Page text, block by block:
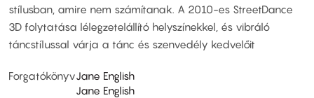
stílusban, amire nem számítanak. A 2010-es StreetDance
3D folytatása lélegzetelállító helyszínekkel, és vibráló
táncstílussal várja a tánc és szenvedély kedvelőit
ForgatókönyvJane English
Jane English